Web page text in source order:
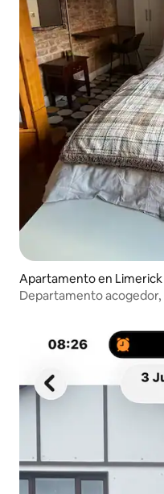
Apartamento en Limerick
Departamento